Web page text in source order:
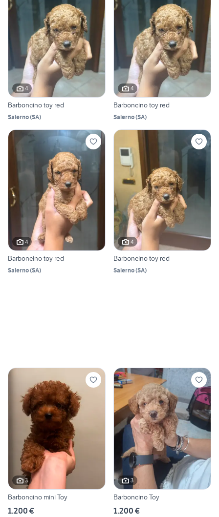
4
Barboncino toy red
Salerno(SA)
4
Barboncino toy red
Salerno(SA)
4
Barboncino toy red
Salerno(SA)
4
Barboncino toy red
Salerno(SA)
3
Barboncino mini Toy
1.200 €
3
Barboncino Toy
1.200 €